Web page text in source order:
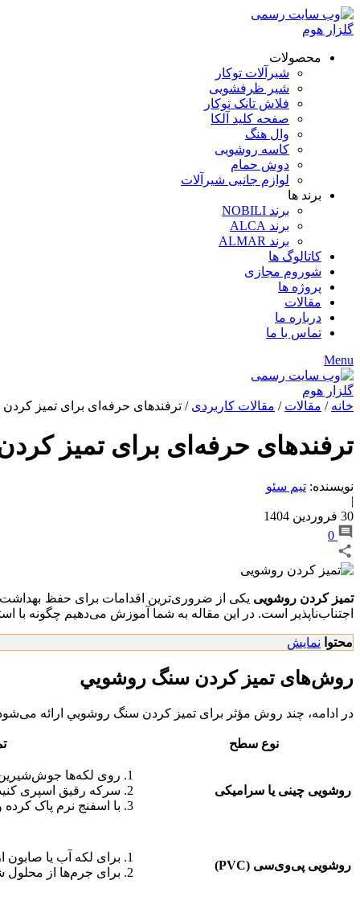
محصولات
شیرآلات توکار
شیر ظرفشویی
فلاش تانک توکار
صفحه کلید آلکا
وال هنگ
کاسه روشویی
دوش حمام
لوازم جانبی شیرآلات
برند ها
برند NOBILI
برند ALCA
برند ALMAR
کاتالوگ ها
شوروم مجازی
پروژه ها
مقالات
درباره ما
تماس با ما
Menu
خانه / مقالات / مقالات کاربردی / ترفندهای حرفه‌ای برای تميز
ترفندهای حرفه‌ای برای تميز
نویسنده: تیم سئو
|
30 فروردین 1404
0
تمیز کردن روشویی یکی از ضروری‌ترین اقدامات برای حفظ
اجتناب‌ناپذیر است. در این مقاله به شما آموزش می‌دهیم چگونه با
محتوا نمایش
روش‌های تميز كردن سنگ روشويي
در ادامه، چند روش مؤثر برای تميز كردن سنگ روشويي ارائه
نوع سطح
روشویی چینی یا سرامیکی
روی لکه‌ها جوش‌شیرین
سرکه رقیق اسپری
با اسفنج نرم پاک
روشویی پی‌وی‌سی (PVC)
برای لکه آب یا صابون
برای جرم‌ها از محلول